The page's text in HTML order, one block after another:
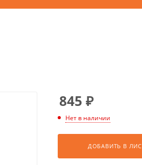
845 ₽
Нет в наличии
ДОБАВИТЬ В